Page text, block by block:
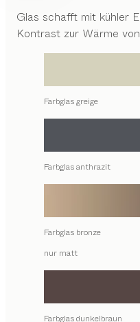
Glas schafft mit kühler
Kontrast zur Wärme
Farbglas greige
Farbglas anthrazit
Farbglas bronze
nur matt
Farbglas dunkelbraun